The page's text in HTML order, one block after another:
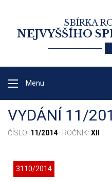
SBÍRKA
NEJVYŠŠÍHO
Menu
VYDÁNÍ 11/
ČÍSLO: 11/2014· ROČNÍK: XII
3110/2014